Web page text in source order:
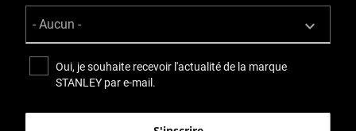
Oui, je souhaite recevoir l'actualité de la marque
STANLEY par e-mail.